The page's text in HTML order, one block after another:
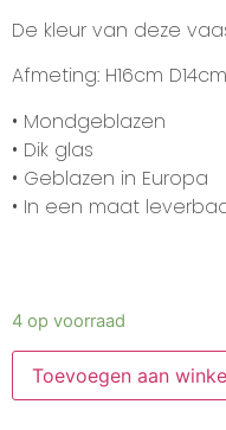
De kleur van deze
Afmeting: H16cm D14cm
• Mondgeblazen
• Dik glas
• Geblazen in Europa
• In een maat
4 op voorraad
Toevoegen aan